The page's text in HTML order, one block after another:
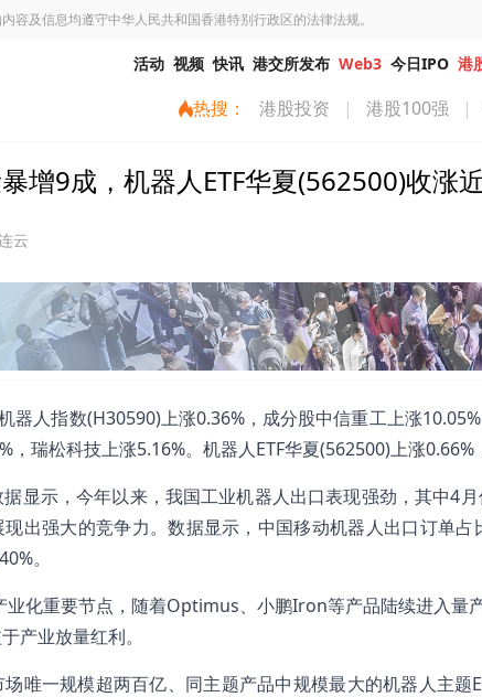
容及信息均遵守中华人民共和国香港特别行政区的法律法规。
活动 视频 快讯 港交所发布 Web3 今日IPO 港
热搜： 港股投资 | 港股100强 |
增9成，机器人ETF华夏(562500)收涨
云
器人指数(H30590)上涨0.36%，成分股中信重工上涨
瑞松科技上涨5.16%。机器人ETF华夏(562500)上涨0.66%
显示，今年以来，我国工业机器人出口表现强劲，其中4
出强大的竞争力。数据显示，中国移动机器人出口订单
。
业化重要节点，随着Optimus、小鹏Iron等产品陆续进入量
产业放量红利。
唯一规模超两百亿、同主题产品中规模最大的机器人主题